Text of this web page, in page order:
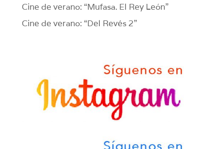
Cine de verano: “Mufasa. El Rey León”
Cine de verano: “Del Revés 2”